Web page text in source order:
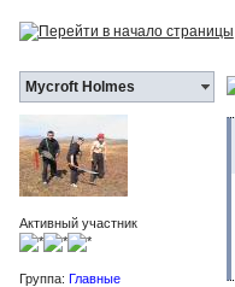
Mycroft Holmes
Активный участник
Группа: Главные